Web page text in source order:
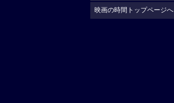
映画の時間トップページへ